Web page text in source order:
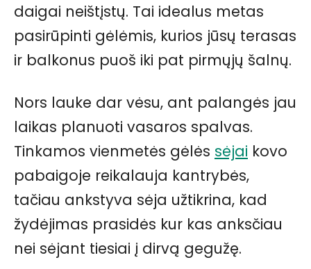
daigai neištįstų. Tai idealus metas
pasirūpinti gėlėmis, kurios jūsų terasas
ir balkonus puoš iki pat pirmųjų šalnų.
Nors lauke dar vėsu, ant palangės jau
laikas planuoti vasaros spalvas.
Tinkamos vienmetės gėlės sėjai kovo
pabaigoje reikalauja kantrybės,
tačiau ankstyva sėja užtikrina, kad
žydėjimas prasidės kur kas anksčiau
nei sėjant tiesiai į dirvą gegužę.